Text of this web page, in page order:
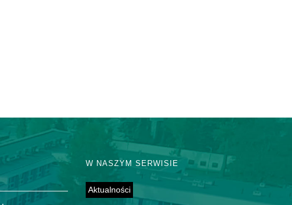
W NASZYM SERWISIE
Aktualności